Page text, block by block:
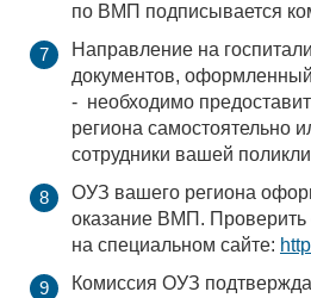
по ВМП подписывается
Направление на
документов,
- необходимо
региона самостоятельно
сотрудники вашей
ОУЗ вашего региона
оказание ВМП. Проверить
на специальном сайте:
Комиссия ОУЗ